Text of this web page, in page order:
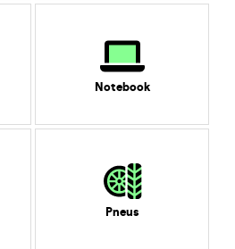
Notebook
Pneus